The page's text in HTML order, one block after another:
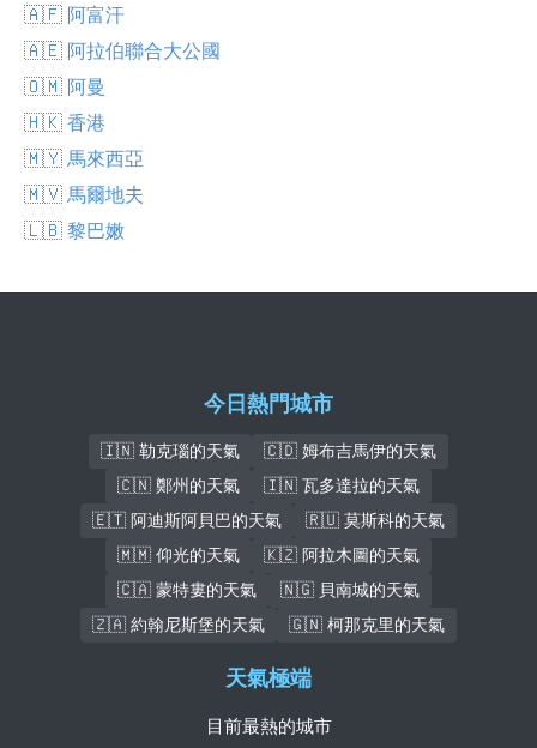
🇦🇫 阿富汗
🇦🇪 阿拉伯聯合大公國
🇴🇲 阿曼
🇭🇰 香港
🇲🇾 馬來西亞
🇲🇻 馬爾地夫
🇱🇧 黎巴嫩
今日熱門城市
🇮🇳 勒克瑙的天氣
🇨🇩 姆布吉馬伊的天氣
🇨🇳 鄭州的天氣
🇮🇳 瓦多達拉的天氣
🇪🇹 阿迪斯阿貝巴的天氣
🇷🇺 莫斯科的天氣
🇲🇲 仰光的天氣
🇰🇿 阿拉木圖的天氣
🇨🇦 蒙特婁的天氣
🇳🇬 貝南城的天氣
🇿🇦 約翰尼斯堡的天氣
🇬🇳 柯那克里的天氣
天氣極端
目前最熱的城市